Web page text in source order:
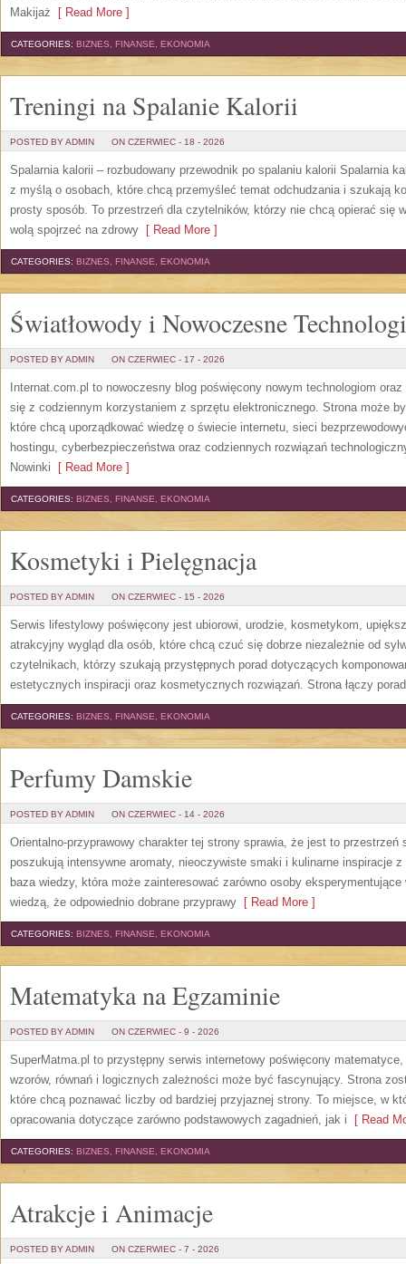
Makijaż [ Read More ]
CATEGORIES: BIZNES, FINANSE, EKONOMIA
Treningi na Spalanie Kalorii
POSTED BY ADMIN ON CZERWIEC - 18 - 2026
Spalarnia kalorii – rozbudowany przewodnik po spalaniu kalorii Spalarnia
z myślą o osobach, które chcą przemyśleć temat odchudzania i szukają
prosty sposób. To przestrzeń dla czytelników, którzy nie chcą opierać się
wolą spojrzeć na zdrowy [ Read More ]
CATEGORIES: BIZNES, FINANSE, EKONOMIA
Światłowody i Nowoczesne
POSTED BY ADMIN ON CZERWIEC - 17 - 2026
Internat.com.pl to nowoczesny blog poświęcony nowym technologiom
się z codziennym korzystaniem z sprzętu elektronicznego. Strona może
które chcą uporządkować wiedzę o świecie internetu, sieci
hostingu, cyberbezpieczeństwa oraz codziennych rozwiązań
Nowinki [ Read More ]
CATEGORIES: BIZNES, FINANSE, EKONOMIA
Kosmetyki i Pielęgnacja
POSTED BY ADMIN ON CZERWIEC - 15 - 2026
Serwis lifestylowy poświęcony jest ubiorowi, urodzie, kosmetykom,
atrakcyjny wygląd dla osób, które chcą czuć się dobrze niezależnie od
czytelnikach, którzy szukają przystępnych porad dotyczących
estetycznych inspiracji oraz kosmetycznych rozwiązań. Strona łączy
CATEGORIES: BIZNES, FINANSE, EKONOMIA
Perfumy Damskie
POSTED BY ADMIN ON CZERWIEC - 14 - 2026
Orientalno-przyprawowy charakter tej strony sprawia, że jest to
poszukują intensywne aromaty, nieoczywiste smaki i kulinarne inspiracje
baza wiedzy, która może zainteresować zarówno osoby
wiedzą, że odpowiednio dobrane przyprawy [ Read More ]
CATEGORIES: BIZNES, FINANSE, EKONOMIA
Matematyka na Egzaminie
POSTED BY ADMIN ON CZERWIEC - 9 - 2026
SuperMatma.pl to przystępny serwis internetowy poświęcony
wzorów, równań i logicznych zależności może być fascynujący. Strona
które chcą poznawać liczby od bardziej przyjaznej strony. To miejsce, w
opracowania dotyczące zarówno podstawowych zagadnień, jak i [ Read
CATEGORIES: BIZNES, FINANSE, EKONOMIA
Atrakcje i Animacje
POSTED BY ADMIN ON CZERWIEC - 7 - 2026